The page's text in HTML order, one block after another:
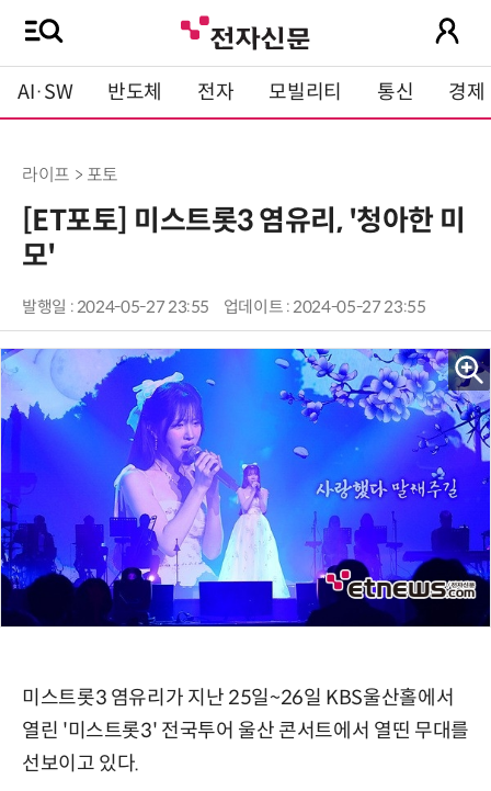
AI·SW 반도체 전자 모빌리티 통신 경제
라이프 > 포토
[ET포토] 미스트롯3 염유리, '청아한 미
모'
발행일 : 2024-05-27 23:55 업데이트 : 2024-05-27 23:55
미스트롯3 염유리가 지난 25일~26일 KBS울산홀에서
열린 '미스트롯3' 전국투어 울산 콘서트에서 열띤 무대를
선보이고 있다.